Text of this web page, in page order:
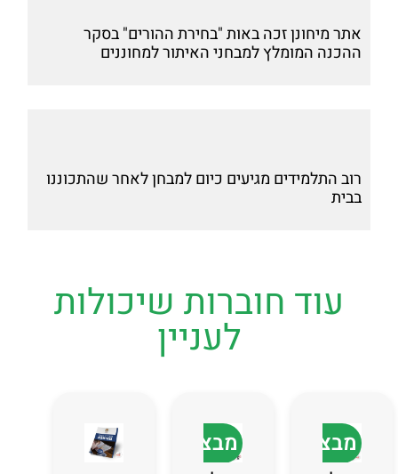
אתר מיחונן זכה באות "בחירת ההורים" בסקר
ההכנה המומלץ למבחני האיתור למחוננים
רוב התלמידים מגיעים כיום למבחן לאחר שהתכוננו
בבית
עוד חוברות שיכולות
לעניין
מבצע מבצע